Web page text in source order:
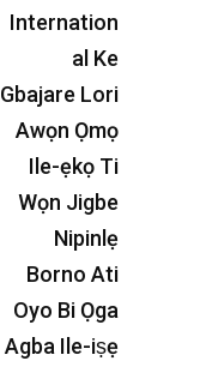
Internation
al Ke
Gbajare Lori
Awọn Ọmọ
Ile-ẹkọ Ti
Wọn Jigbe
Nipinlẹ
Borno Ati
Oyo Bi Ọga
Agba Ile-iṣẹ